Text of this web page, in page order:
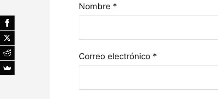
Nombre *
Correo electrónico *